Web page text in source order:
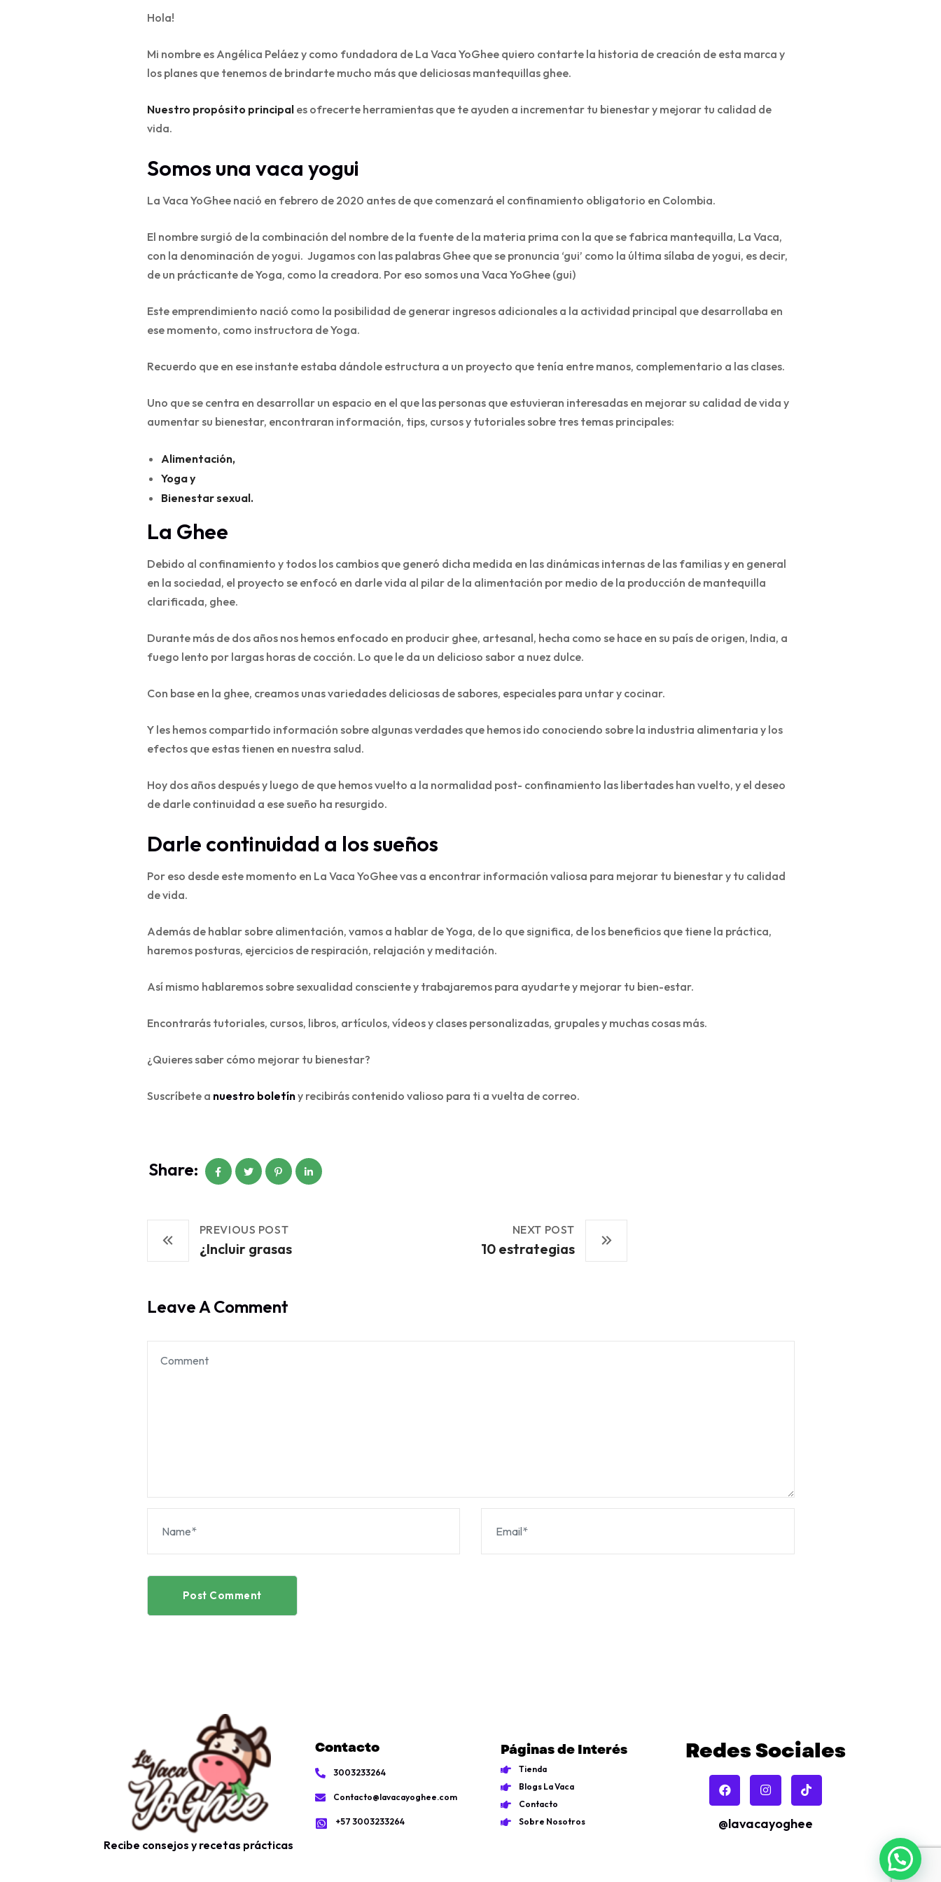
Hola!
Mi nombre es Angélica Peláez y como fundadora de La Vaca YoGhee quiero contarte la historia de creación de esta marca y
los planes que tenemos de brindarte mucho más que deliciosas mantequillas ghee.
Nuestro propósito principales ofrecerte herramientas que te ayuden a incrementar tu bienestar y mejorar tu calidad de
vida.
Somos una vaca yogui
La Vaca YoGhee nació en febrero de 2020 antes de que comenzará el confinamiento obligatorio en Colombia.
El nombre surgió de la combinación del nombre de la fuente de la materia prima con la que se fabrica mantequilla, La Vaca,
con la denominación de yogui. Jugamos con las palabras Ghee que se pronuncia ‘gui’ como la última sílaba de yogui, es decir,
de un prácticante de Yoga, como la creadora. Por eso somos una Vaca YoGhee (gui)
Este emprendimiento nació como la posibilidad de generar ingresos adicionales a la actividad principal que desarrollaba en
ese momento, como instructora de Yoga.
Recuerdo que en ese instante estaba dándole estructura a un proyecto que tenía entre manos, complementario a las clases.
Uno que se centra en desarrollar un espacio en el que las personas que estuvieran interesadas en mejorar su calidad de vida y
aumentar su bienestar, encontraran información, tips, cursos y tutoriales sobre tres temas principales:
Alimentación,
Yoga y
Bienestar sexual.
La Ghee
Debido al confinamiento y todos los cambios que generó dicha medida en las dinámicas internas de las familias y en general
en la sociedad, el proyecto se enfocó en darle vida al pilar de la alimentación por medio de la producción de mantequilla
clarificada, ghee.
Durante más de dos años nos hemos enfocado en producir ghee, artesanal, hecha como se hace en su país de origen, India, a
fuego lento por largas horas de cocción. Lo que le da un delicioso sabor a nuez dulce.
Con base en la ghee, creamos unas variedades deliciosas de sabores, especiales para untar y cocinar.
Y les hemos compartido información sobre algunas verdades que hemos ido conociendo sobre la industria alimentaria y los
efectos que estas tienen en nuestra salud.
Hoy dos años después y luego de que hemos vuelto a la normalidad post- confinamiento las libertades han vuelto, y el deseo
de darle continuidad a ese sueño ha resurgido.
Darle continuidad a los sueños
Por eso desde este momento en La Vaca YoGhee vas a encontrar información valiosa para mejorar tu bienestar y tu calidad
de vida.
Además de hablar sobre alimentación, vamos a hablar de Yoga, de lo que significa, de los beneficios que tiene la práctica,
haremos posturas, ejercicios de respiración, relajación y meditación.
Así mismo hablaremos sobre sexualidad consciente y trabajaremos para ayudarte y mejorar tu bien-estar.
Encontrarás tutoriales, cursos, libros, artículos, vídeos y clases personalizadas, grupales y muchas cosas más.
¿Quieres saber cómo mejorar tu bienestar?
Suscríbete a nuestro boletíny recibirás contenido valioso para ti a vuelta de correo.
Share:
PREVIOUS POST
¿Incluir grasas
NEXT POST
10 estrategias
Leave A Comment
Post Comment
Recibe consejos y recetas prácticas
Contacto
3003233264
Contacto@lavacayoghee.com
+57 3003233264
Páginas de Interés
Tienda
Blogs La Vaca
Contacto
Sobre Nosotros
Redes Sociales
@lavacayoghee